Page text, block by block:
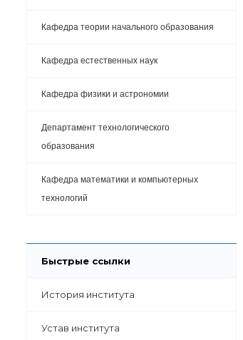
Кафедра теории начального образования
Кафедра естественных наук
Кафедра физики и астрономии
Департамент технологического
образования
Кафедра математики и компьютерных
технологий
Быстрые ссылки
История института
Устав института